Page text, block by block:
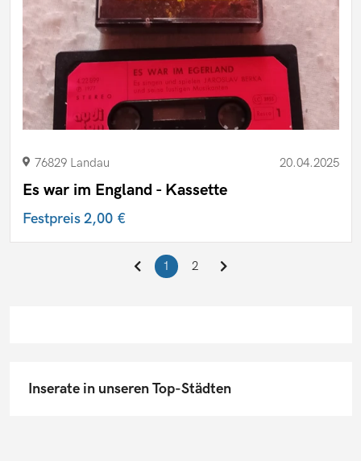
76829 Landau 20.04.2025
Es war im England - Kassette
Festpreis2,00 €
1 2
Inserate in unseren Top-Städten